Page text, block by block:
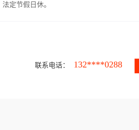
定节假日休。
联系电话： 132****0288